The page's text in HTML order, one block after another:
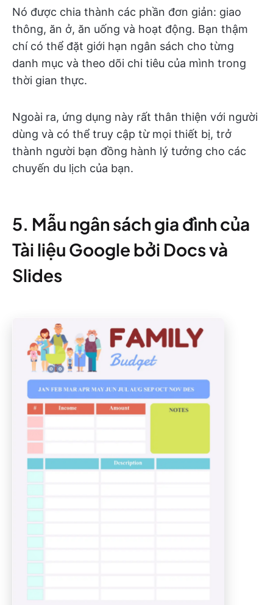
Nó được chia thành các phần đơn giản: giao
thông, ăn ở, ăn uống và hoạt động. Bạn thậm
chí có thể đặt giới hạn ngân sách cho từng
danh mục và theo dõi chi tiêu của mình trong
thời gian thực.
Ngoài ra, ứng dụng này rất thân thiện với người
dùng và có thể truy cập từ mọi thiết bị, trở
thành người bạn đồng hành lý tưởng cho các
chuyến du lịch của bạn.
5. Mẫu ngân sách gia đình của
Tài liệu Google bởi Docs và
Slides